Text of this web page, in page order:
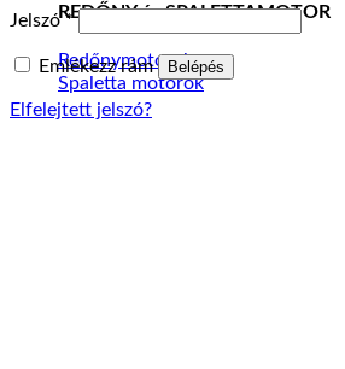
REDŐNY és SPALETTAMOTOR
Redőnymotorok
Spaletta motorok
Jelszó*Kötelező
Emlékezz rám Belépés
Elfelejtett jelszó?